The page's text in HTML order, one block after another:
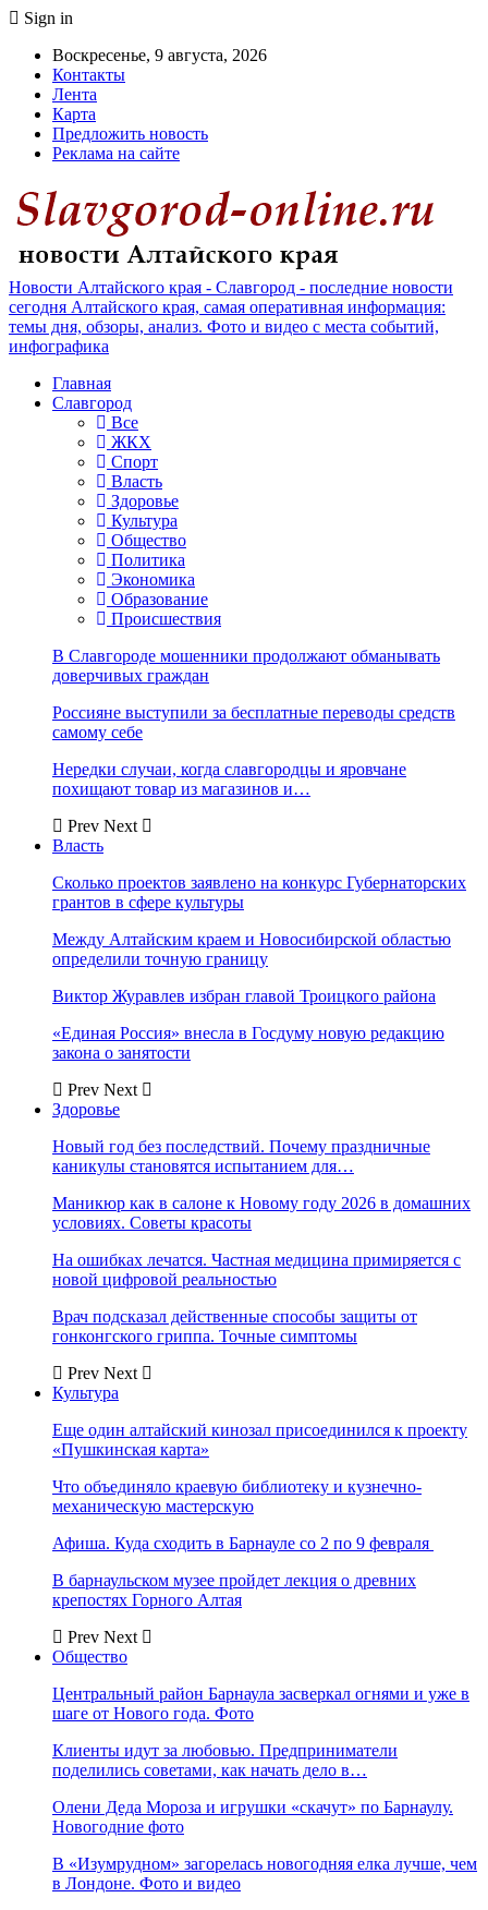
Sign in
Воскресенье, 9 августа, 2026
Контакты
Лента
Карта
Предложить новость
Реклама на сайте
Новости Алтайского края - Славгород - последние новости
сегодня Алтайского края, самая оперативная информация:
темы дня, обзоры, анализ. Фото и видео с места событий,
инфографика
Главная
Славгород
Все
ЖКХ
Спорт
Власть
Здоровье
Культура
Общество
Политика
Экономика
Образование
Происшествия
В Славгороде мошенники продолжают обманывать
доверчивых граждан
Россияне выступили за бесплатные переводы средств
самому себе
Нередки случаи, когда славгородцы и яровчане
похищают товар из магазинов и…
Prev Next
Власть
Сколько проектов заявлено на конкурс Губернаторских
грантов в сфере культуры
Между Алтайским краем и Новосибирской областью
определили точную границу
Виктор Журавлев избран главой Троицкого района
«Единая Россия» внесла в Госдуму новую редакцию
закона о занятости
Prev Next
Здоровье
Новый год без последствий. Почему праздничные
каникулы становятся испытанием для…
Маникюр как в салоне к Новому году 2026 в домашних
условиях. Советы красоты
На ошибках лечатся. Частная медицина примиряется с
новой цифровой реальностью
Врач подсказал действенные способы защиты от
гонконгского гриппа. Точные симптомы
Prev Next
Культура
Еще один алтайский кинозал присоединился к проекту
«Пушкинская карта»
Что объединяло краевую библиотеку и кузнечно-
механическую мастерскую
Афиша. Куда сходить в Барнауле со 2 по 9 февраля
В барнаульском музее пройдет лекция о древних
крепостях Горного Алтая
Prev Next
Общество
Центральный район Барнаула засверкал огнями и уже в
шаге от Нового года. Фото
Клиенты идут за любовью. Предприниматели
поделились советами, как начать дело в…
Олени Деда Мороза и игрушки «скачут» по Барнаулу.
Новогодние фото
В «Изумрудном» загорелась новогодняя елка лучше, чем
в Лондоне. Фото и видео